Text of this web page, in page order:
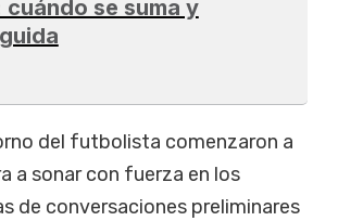
se suma y
del futbolista comenzaron a
a sonar con fuerza en los
de conversaciones preliminares